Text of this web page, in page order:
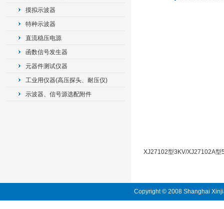
摸拟示波器
特种示波器
直流稳压电源
函数信号发生器
元器件测试仪器
工业用仪器(高压探头、耐压仪)
示波器、信号源选配附件
XJ27102型3KV/XJ27102A型
Copyright © 2008 Shanghai